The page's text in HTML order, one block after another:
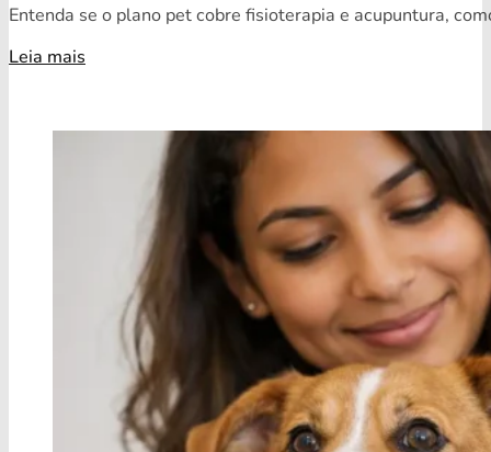
Entenda se o plano pet cobre fisioterapia e acupuntura,
Leia mais